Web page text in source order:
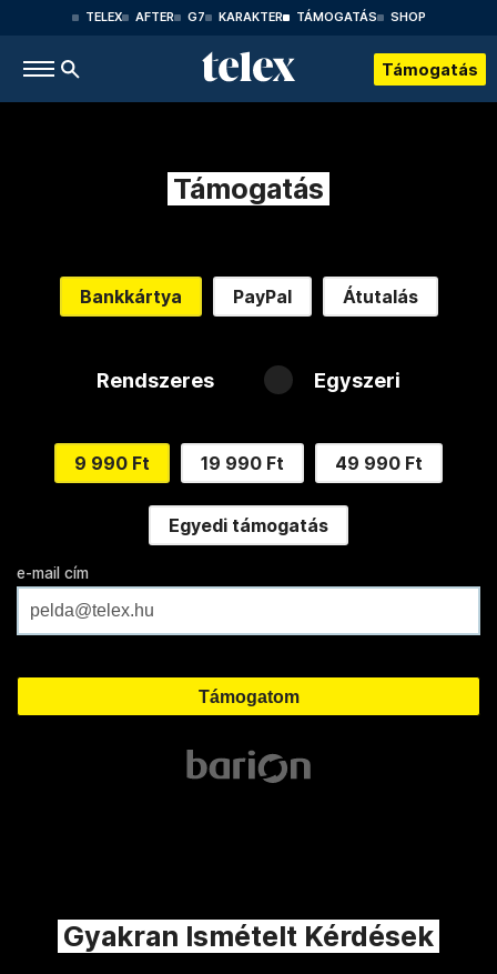
TELEX AFTER G7 KARAKTER TÁMOGATÁS SHOP
Támogatás
Támogatás
Bankkártya PayPal Átutalás
Rendszeres Egyszeri
9 990 Ft 19 990 Ft 49 990 Ft
Egyedi támogatás
e-mail cím
Gyakran Ismételt Kérdések